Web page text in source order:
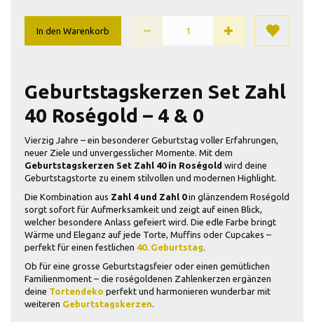
In den Warenkorb
Geburtstagskerzen Set Zahl
40 Roségold – 4 & 0
Vierzig Jahre – ein besonderer Geburtstag voller Erfahrungen,
neuer Ziele und unvergesslicher Momente. Mit dem
Geburtstagskerzen Set Zahl 40 in Roségold wird deine
Geburtstagstorte zu einem stilvollen und modernen Highlight.
Die Kombination aus Zahl 4 und Zahl 0in glänzendem Roségold
sorgt sofort für Aufmerksamkeit und zeigt auf einen Blick,
welcher besondere Anlass gefeiert wird. Die edle Farbe bringt
Wärme und Eleganz auf jede Torte, Muffins oder Cupcakes –
perfekt für einen festlichen 40. Geburtstag.
Ob für eine grosse Geburtstagsfeier oder einen gemütlichen
Familienmoment – die roségoldenen Zahlenkerzen ergänzen
deine Tortendeko perfekt und harmonieren wunderbar mit
weiteren Geburtstagskerzen.